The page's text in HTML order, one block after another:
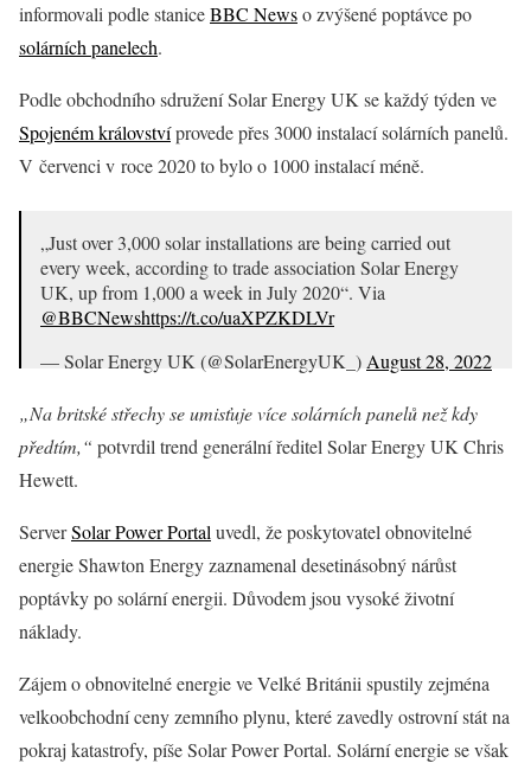
informovali podle staniceBBC Newso zvýšené poptávce po
solárních panelech.
Podle obchodního sdružení Solar Energy UK se každý týden ve
Spojeném královstvíprovede přes 3000 instalací solárních panelů.
V červenci v roce 2020 to bylo o 1000 instalací méně.
„Just over 3,000 solar installations are being carried out
every week, according to trade association Solar Energy
UK, up from 1,000 a week in July 2020“. Via
@BBCNewshttps://t.co/uaXPZKDLVr
— Solar Energy UK (@SolarEnergyUK_) August 28, 2022
„Na britské střechy se umisťuje více solárních panelů než kdy
předtím,“ potvrdil trend generální ředitel Solar Energy UK Chris
Hewett.
ServerSolar Power Portal uvedl, že poskytovatel obnovitelné
energie Shawton Energy zaznamenal desetinásobný nárůst
poptávky po solární energii. Důvodem jsou vysoké životní
náklady.
Zájem o obnovitelné energie ve Velké Británii spustily zejména
velkoobchodní ceny zemního plynu, které zavedly ostrovní stát na
pokraj katastrofy, píše Solar Power Portal. Solární energie se však